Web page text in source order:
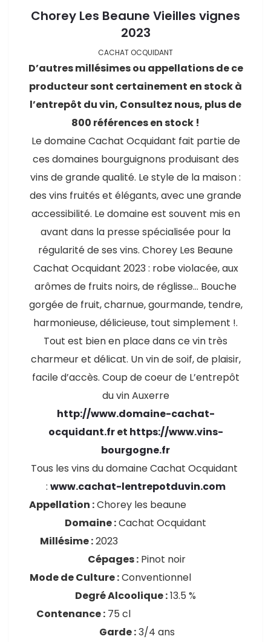
Chorey Les Beaune Vieilles vignes
2023
CACHAT OCQUIDANT
D’autres millésimes ou appellations de ce
producteur sont certainement en stock à
l’entrepôt du vin, Consultez nous, plus de
800 références en stock !
Le domaine Cachat Ocquidant fait partie de
ces domaines bourguignons produisant des
vins de grande qualité. Le style de la maison :
des vins fruités et élégants, avec une grande
accessibilité. Le domaine est souvent mis en
avant dans la presse spécialisée pour la
régularité de ses vins. Chorey Les Beaune
Cachat Ocquidant 2023 : robe violacée, aux
arômes de fruits noirs, de réglisse… Bouche
gorgée de fruit, charnue, gourmande, tendre,
harmonieuse, délicieuse, tout simplement !.
Tout est bien en place dans ce vin très
charmeur et délicat. Un vin de soif, de plaisir,
facile d’accès. Coup de coeur de L’entrepôt
du vin Auxerre
http://www.domaine-cachat-
ocquidant.fret https://www.vins-
bourgogne.fr
Tous les vins du domaine Cachat Ocquidant
: www.cachat-lentrepotduvin.com
Appellation :Chorey les beaune
Domaine :Cachat Ocquidant
Millésime :2023
Cépages : Pinot noir
Mode de Culture :Conventionnel
Degré Alcoolique :13.5 %
Contenance : 75 cl
Garde :3/4 ans